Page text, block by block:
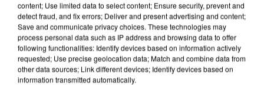
FRANCE
"JE SUIS À DISPOSITION DES
ENFOIRÉS"
content; Use limited data to select content; Ensure security, prevent and
detect fraud, and fix errors; Deliver and present advertising and content;
Save and communicate privacy choices. These technologies may
process personal data such as IP address and browsing data to offer
following functionalities: Identify devices based on information actively
requested; Use precise geolocation data; Match and combine data from
other data sources; Link different devices; Identify devices based on
information transmitted automatically.